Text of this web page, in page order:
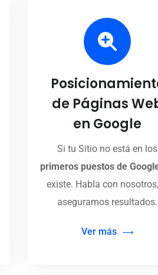
de Páginas
en Google
Si tu Sitio no está en los
primeros puestos de
existe. Habla con
aseguramos resultados.
Ver más